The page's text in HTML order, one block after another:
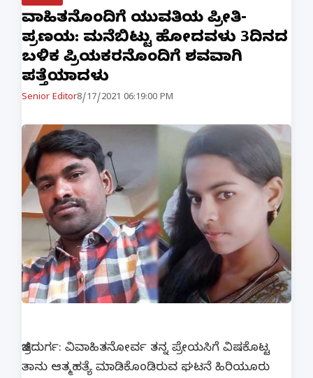
ವಿವಾಹಿತನೊಂದಿಗೆ ಯುವತಿಯ ಪ್ರೀತಿ-
ಪ್ರಣಯ: ಮನೆಬಿಟ್ಟು ಹೋದವಳು 3ದಿನದ
ಬಳಿಕ ಪ್ರಿಯಕರನೊಂದಿಗೆ ಶವವಾಗಿ
ಪತ್ತೆಯಾದಳು
Senior Editor8/17/2021 06:19:00 PM
ಚಿತ್ರದುರ್ಗ: ವಿವಾಹಿತನೋರ್ವ ತನ್ನ ಪ್ರೇಯಸಿಗೆ ವಿಷಕೊಟ್ಟ
ತಾನು ಆತ್ಮಹತ್ಯೆ ಮಾಡಿಕೊಂಡಿರುವ ಘಟನೆ ಹಿರಿಯೂರು